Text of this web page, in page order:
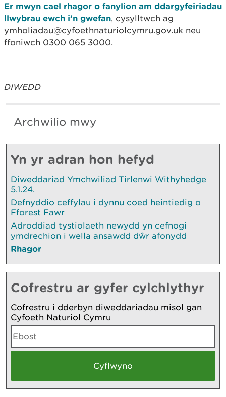
Er mwyn cael rhagor o fanylion am ddargyfeiriadau
llwybrau ewch i’n gwefan, cysylltwch ag
ymholiadau@cyfoethnaturiolcymru.gov.uk neu
ffoniwch 0300 065 3000.
DIWEDD
Archwilio mwy
Yn yr adran hon hefyd
Diweddariad Ymchwiliad Tirlenwi Withyhedge
5.1.24.
Defnyddio ceffylau i dynnu coed heintiedig o
Fforest Fawr
Adroddiad tystiolaeth newydd yn cefnogi
ymdrechion i wella ansawdd dŵr afonydd
Rhagor
Cofrestru ar gyfer cylchlythyr
Cofrestru i dderbyn diweddariadau misol gan
Cyfoeth Naturiol Cymru